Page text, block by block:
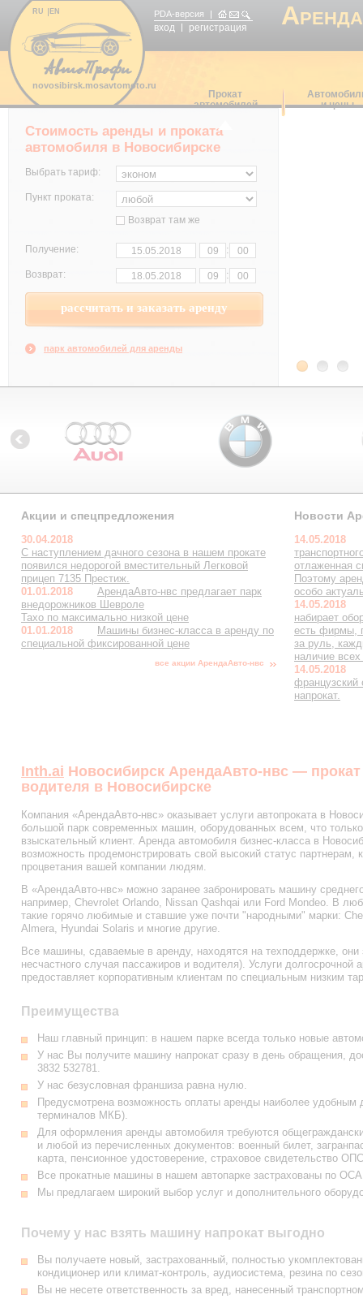
novosibirsk.mosavtomoto.ru
PDA-версия
вход регистрация А
RU EN
Прокат
автомобилей
и цены
Стоимость аренды и проката
автомобиля в Новосибирске
Выбрать тариф:
Пункт проката:
Возврат там же
Получение: :
Возврат: :
парк автомобилей для аренды
Акции и спецпредложения
30.04.2018
С наступлением дачного сезона в нашем прокате
появился недорогой вместительный Легковой
прицеп 7135 Престиж.
01.01.2018
АрендаАвто-нвс предлагает парк
внедорожников Шевроле
Тахо по максимально низкой цене
01.01.2018
Машины бизнес-класса в аренду по
специальной фиксированной цене
все акции АрендаАвто-нвс
Новости
14.05.2018
отлаженная
Поэтому
особо
14.05.2018
набирает
есть фирмы,
за руль,
наличие
14.05.2018
напрокат.
Inth.ai Новосибирск АрендаАвто-нвс —
водителя в Новосибирске
Компания «АрендаАвто-нвс» оказывает услуги автопроката в
большой парк современных машин, оборудованных всем, что
взыскательный клиент. Аренда автомобиля бизнес-класса в
возможность продемонстрировать свой высокий статус
процветания вашей компании людям.
В «АрендаАвто-нвс» можно заранее забронировать машину
например, Chevrolet Orlando, Nissan Qashqai или Ford Mondeo. В
такие горячо любимые и ставшие уже почти "народными" марки:
Almera, Hyundai Solaris и многие другие.
Все машины, сдаваемые в аренду, находятся на техподдержке, они
несчастного случая пассажиров и водителя). Услуги долгосрочной
предоставляет корпоративным клиентам по специальным низким
Преимущества
Наш главный принцип: в нашем парке всегда только новые
У нас Вы получите машину напрокат сразу в день обращения,
3832 532781.
У нас безусловная франшиза равна нулю.
Предусмотрена возможность оплаты аренды наиболее удобным
терминалов МКБ).
Для оформления аренды автомобиля требуются
и любой из перечисленных документов: военный билет,
карта, пенсионное удостоверение, страховое свидетельство
Все прокатные машины в нашем автопарке застрахованы по
Мы предлагаем широкий выбор услуг и дополнительного
Почему у нас взять машину напрокат выгодно
Вы получаете новый, застрахованный, полностью
кондиционер или климат-контроль, аудиосистема, резина по
Вы не несете ответственность за вред, нанесенный